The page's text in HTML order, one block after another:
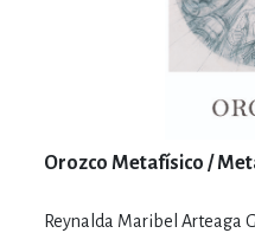
Orozco Metafísico /
Reynalda Maribel Arteaga